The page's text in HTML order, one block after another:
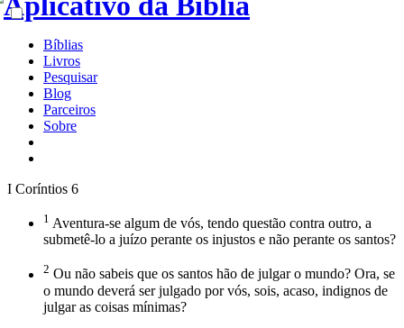
Bíblias
Livros
Pesquisar
Blog
Parceiros
Sobre
I Coríntios 6
1 Aventura-se algum de vós, tendo questão contra outro, a
submetê-lo a juízo perante os injustos e não perante os santos?
2 Ou não sabeis que os santos hão de julgar o mundo? Ora, se
o mundo deverá ser julgado por vós, sois, acaso, indignos de
julgar as coisas mínimas?